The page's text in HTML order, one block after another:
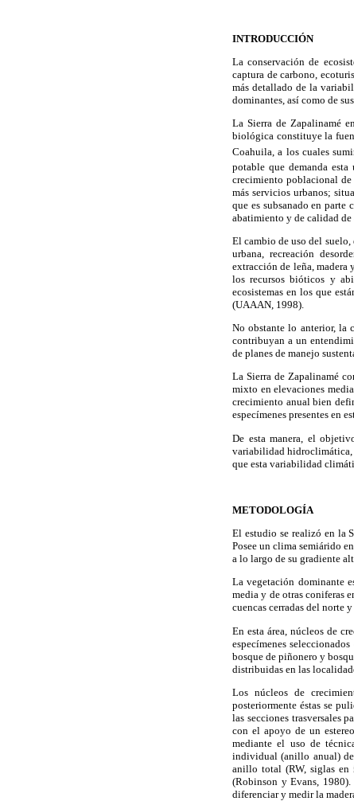
INTRODUCCIÓN
La conservación de
captura de carbono,
más detallado de la
dominantes, así como de
La Sierra de Zapalinamé
biológica constituye la
Coahuila, a los cuales
potable que demanda
crecimiento poblacional
más servicios urbanos;
que es subsanado en
abatimiento y de calidad
El cambio de uso del
urbana, recreación
extracción de leña, madera
los recursos bióticos y
ecosistemas en los que
(UAAAN, 1998).
No obstante lo anterior, la
contribuyan a un
de planes de manejo
La Sierra de Zapalinamé
mixto en elevaciones
crecimiento anual bien
especímenes presentes en
De esta manera, el
variabilidad hidroclimática,
que esta variabilidad
METODOLOGÍA
El estudio se realizó en la
Posee un clima semiárido
a lo largo de su gradiente
La vegetación dominante
media y de otras coniferas
cuencas cerradas del
En esta área, núcleos de
especímenes
bosque de piñonero y
distribuidas en las
Los núcleos de
posteriormente éstas se
las secciones trasversales
con el apoyo de un
mediante el uso de
individual (anillo anual) de
anillo total (RW, siglas en
(Robinson y Evans, 1980).
diferenciar y medir la